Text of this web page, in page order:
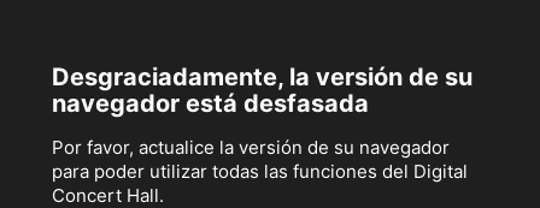
Desgraciadamente, la versión de su
navegador está desfasada
Por favor, actualice la versión de su navegador
para poder utilizar todas las funciones del Digital
Concert Hall.